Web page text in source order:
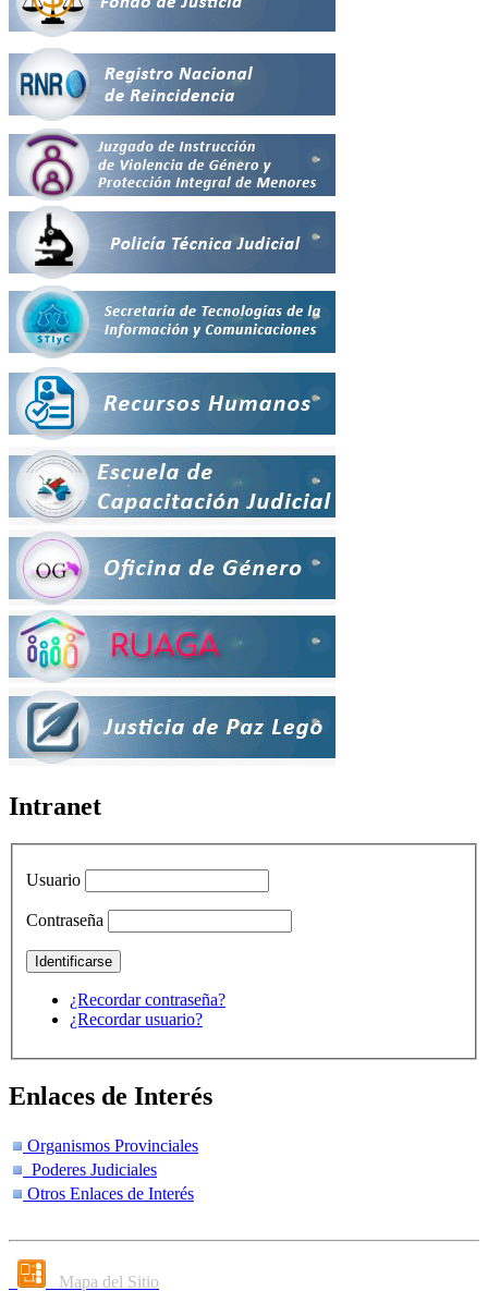
Intranet
Usuario
Contraseña
¿Recordar contraseña?
¿Recordar usuario?
Enlaces de Interés
Organismos Provinciales
Poderes Judiciales
Otros Enlaces de Interés
Mapa del Sitio